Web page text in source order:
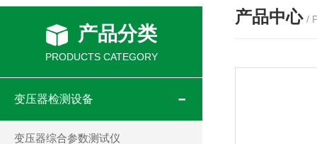
产品分类
PRODUCTS CATEGORY
变压器检测设备
变压器综合参数测试仪
产品中心 /